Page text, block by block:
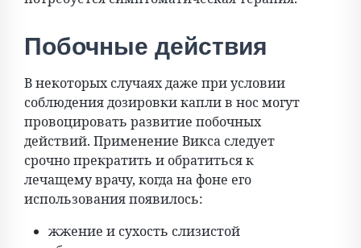
Побочные действия
В некоторых случаях даже при условии
соблюдения дозировки капли в нос могут
провоцировать развитие побочных
действий. Применение Викса следует
срочно прекратить и обратиться к
лечащему врачу, когда на фоне его
использования появилось:
жжение и сухость слизистой